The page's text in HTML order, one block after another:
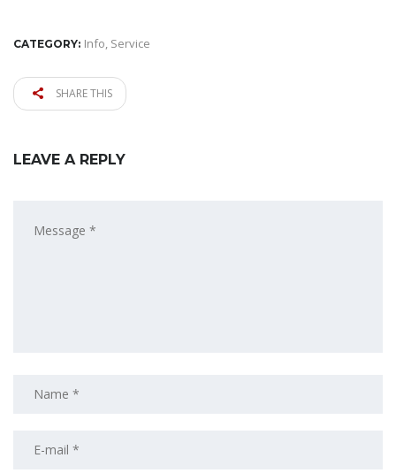
CATEGORY: Info, Service
SHARE THIS
LEAVE A REPLY